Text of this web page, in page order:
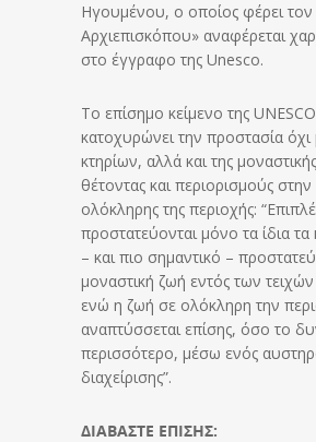
Ηγουμένου, ο οποίος φέρει τον
Αρχιεπισκόπου» αναφέρεται
στο έγγραφο της Unesco.
Το επίσημο κείμενο της UNESCO
κατοχυρώνει την προστασία
κτηρίων, αλλά και της
θέτοντας και περιορισμούς
ολόκληρης της περιοχής:
προστατεύονται μόνο τα ίδια τα
– και πιο σημαντικό –
μοναστική ζωή εντός των
ενώ η ζωή σε ολόκληρη την
αναπτύσσεται επίσης, όσο το
περισσότερο, μέσω ενός
διαχείρισης”.
ΔΙΑΒΑΣΤΕ ΕΠΙΣΗΣ: